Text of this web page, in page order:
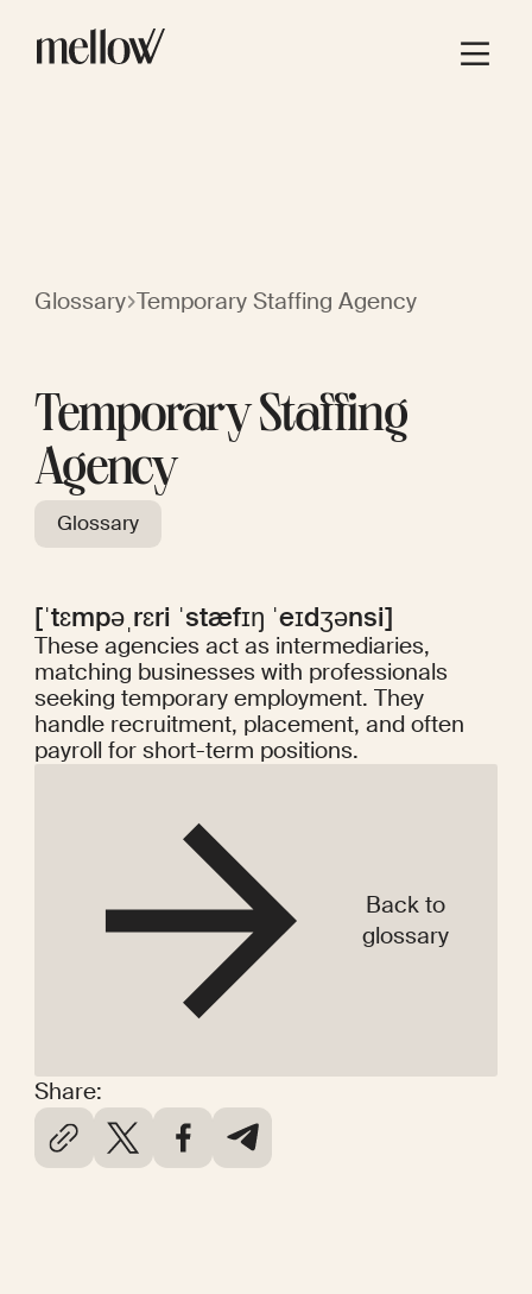
Glossary Temporary Staffing Agency
Temporary Staffing
Agency
Glossary
Share:
[ˈtɛmpəˌrɛri ˈstæfɪŋ ˈeɪdʒənsi]
These agencies act as intermediaries,
matching businesses with professionals
seeking temporary employment. They
handle recruitment, placement, and often
payroll for short-term positions.
Back to
glossary